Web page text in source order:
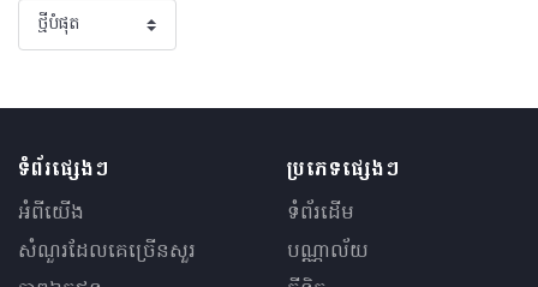
ទំព័រផ្សេងៗ
អំពីយើង
សំណួរ​ដែលគេ​ច្រើន​សួរ
ប្រភេទផ្សេងៗ
ទំព័រដើម
បណ្ណាល័យ